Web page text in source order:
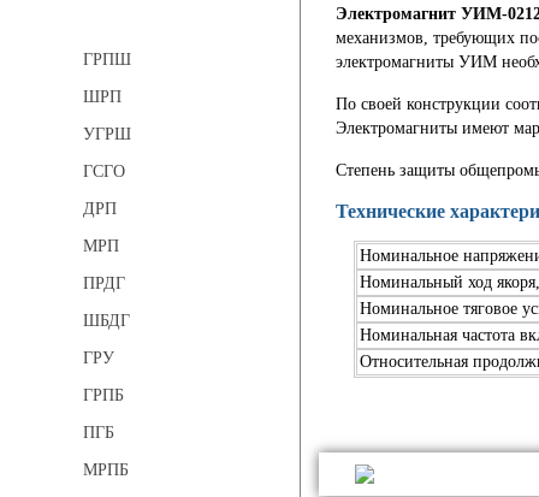
ГРПШ
ШРП
УГРШ
ГСГО
ДРП
МРП
ПРДГ
ШБДГ
ГРУ
ГРПБ
ПГБ
МРПБ
Электромагнит УИМ-
механизмов, требующих
электромагниты УИМ
По своей конструкции
Электромагниты имеют
Степень защиты
Технические
Номинальное
Номинальный ход
Номинальное тяговое
Номинальная частота
Относительная